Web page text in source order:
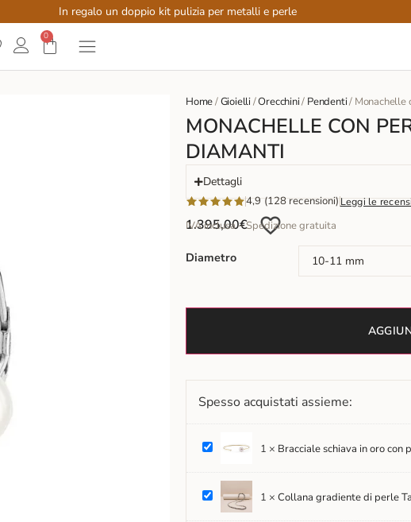
In regalo un doppio kit pulizia per metalli e perle
0
Home/Gioielli/Orecchini/ Pendenti/ Monachelle
MONACHELLE CON
DIAMANTI
Dettagli
4,9 (128 recensioni)Leggi le
1.395,00€
IVA inclusa – Spedizione gratuita
Diametro
Spesso acquistati assieme:
Bracciale
schiava
oro
con
perla
1 × Bracciale schiava in oro
Collana
gradiente 1 × Collana gradiente di perle